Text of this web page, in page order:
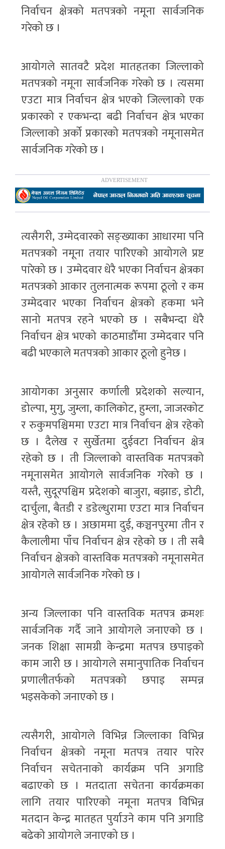
निर्वाचन क्षेत्रको मतपत्रको नमूना सार्वजनिक
गरेको छ ।
आयोगले सातवटै प्रदेश मातहतका जिल्लाको
मतपत्रको नमूना सार्वजनिक गरेको छ । त्यसमा
एउटा मात्र निर्वाचन क्षेत्र भएको जिल्लाको एक
प्रकारको र एकभन्दा बढी निर्वाचन क्षेत्र भएका
जिल्लाको अर्को प्रकारको मतपत्रको नमूनासमेत
सार्वजनिक गरेको छ ।
त्यसैगरी, उम्मेदवारको सङ्ख्याका आधारमा पनि
मतपत्रको नमूना तयार पारिएको आयोगले प्रष्ट
पारेको छ । उम्मेदवार धेरै भएका निर्वाचन क्षेत्रका
मतपत्रको आकार तुलनात्मक रूपमा ठूलो र कम
उम्मेदवार भएका निर्वाचन क्षेत्रको हकमा भने
सानो मतपत्र रहने भएको छ । सबैभन्दा धेरै
निर्वाचन क्षेत्र भएको काठमाडौँमा उम्मेदवार पनि
बढी भएकाले मतपत्रको आकार ठूलो हुनेछ ।
आयोगका अनुसार कर्णाली प्रदेशको सल्यान,
डोल्पा, मुगु, जुम्ला, कालिकोट, हुम्ला, जाजरकोट
र रुकुमपश्चिममा एउटा मात्र निर्वाचन क्षेत्र रहेको
छ । दैलेख र सुर्खेतमा दुईवटा निर्वाचन क्षेत्र
रहेको छ । ती जिल्लाको वास्तविक मतपत्रको
नमूनासमेत आयोगले सार्वजनिक गरेको छ ।
यस्तै, सुदूरपश्चिम प्रदेशको बाजुरा, बझाङ, डोटी,
दार्चुला, बैतडी र डडेल्धुरामा एउटा मात्र निर्वाचन
क्षेत्र रहेको छ । अछाममा दुई, कञ्चनपुरमा तीन र
कैलालीमा पाँच निर्वाचन क्षेत्र रहेको छ । ती सबै
निर्वाचन क्षेत्रको वास्तविक मतपत्रको नमूनासमेत
आयोगले सार्वजनिक गरेको छ ।
अन्य जिल्लाका पनि वास्तविक मतपत्र क्रमशः
सार्वजनिक गर्दै जाने आयोगले जनाएको छ ।
जनक शिक्षा सामग्री केन्द्रमा मतपत्र छपाइको
काम जारी छ । आयोगले समानुपातिक निर्वाचन
प्रणालीतर्फको मतपत्रको छपाइ सम्पन्न
भइसकेको जनाएको छ ।
त्यसैगरी, आयोगले विभिन्न जिल्लाका विभिन्न
निर्वाचन क्षेत्रको नमूना मतपत्र तयार पारेर
निर्वाचन सचेतनाको कार्यक्रम पनि अगाडि
बढाएको छ । मतदाता सचेतना कार्यक्रमका
लागि तयार पारिएको नमूना मतपत्र विभिन्न
मतदान केन्द्र मातहत पुर्याउने काम पनि अगाडि
बढेको आयोगले जनाएको छ ।